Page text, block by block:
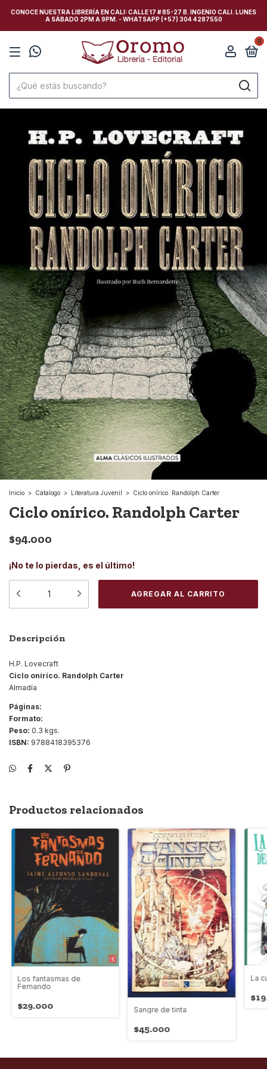
CONOCE NUESTRA LIBRERÍA EN CALI: CALLE 17 # 85-27 B. INGENIO CALI. LUNES
A SÁBADO 2PM A 9PM. - WHATSAPP (+57) 304 4287550
0
Inicio > Catalogo > Literatura Juvenil > Ciclo onírico. Randolph Carter
Ciclo onírico. Randolph Carter
$94.000
¡No te lo pierdas, es el último!
Descripción
H.P. Lovecraft
Ciclo onírico. Randolph Carter
Almadía
Páginas:
Formato:
Peso: 0.3 kgs.
ISBN: 9788418395376
Productos relacionados
Los fantasmas de
Fernando
$29.000 Sangre de tinta
$45.000
La